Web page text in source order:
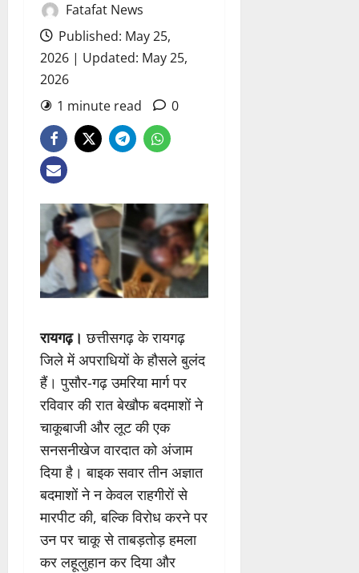
Fatafat News
Published: May 25,
2026 | Updated: May 25,
2026
1 minute read
0
रायगढ़। छत्तीसगढ़ के रायगढ़
जिले में अपराधियों के हौसले बुलंद
हैं। पुसौर-गढ़ उमरिया मार्ग पर
रविवार की रात बेखौफ बदमाशों ने
चाकूबाजी और लूट की एक
सनसनीखेज वारदात को अंजाम
दिया है। बाइक सवार तीन अज्ञात
बदमाशों ने न केवल राहगीरों से
मारपीट की, बल्कि विरोध करने पर
उन पर चाकू से ताबड़तोड़ हमला
कर लहूलुहान कर दिया और